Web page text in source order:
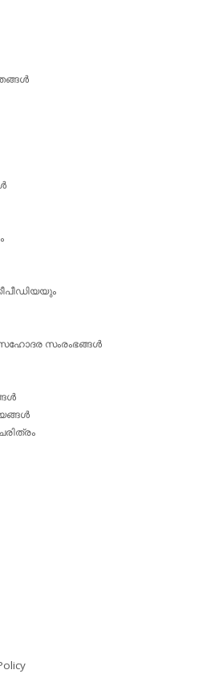
സഹോദര സംരംഭങ്ങള്‍